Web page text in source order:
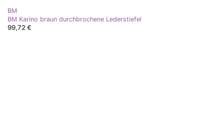
BM
BM Karino braun durchbrochene Lederstiefel
99,72 €